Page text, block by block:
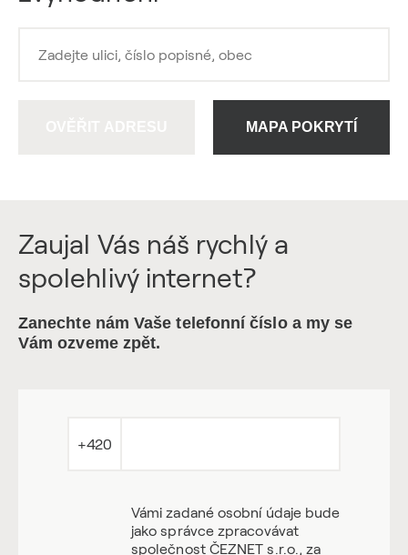
MAPA POKRYTÍ
Zaujal Vás náš rychlý a
spolehlivý internet?
Zanechte nám Vaše telefonní číslo a my se
Vám ozveme zpět.
+420
Vámi zadané osobní údaje bude
jako správce zpracovávat
společnost ČEZNET s.r.o., za